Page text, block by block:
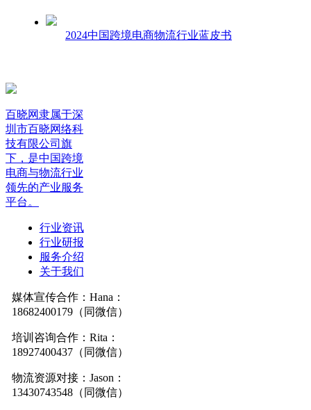
2024中国跨境电商物流行业蓝皮书
百晓网隶属于深
圳市百晓网络科
技有限公司旗
下，是中国跨境
电商与物流行业
领先的产业服务
平台。
行业资讯
行业研报
服务介绍
关于我们
媒体宣传合作：Hana：
18682400179（同微信）
培训咨询合作：Rita：
18927400437（同微信）
物流资源对接：Jason：
13430743548（同微信）